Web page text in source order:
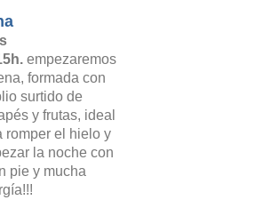
h. empezaremos
formada con
surtido de
y frutas, ideal
romper el hielo y
la noche con
pie y mucha